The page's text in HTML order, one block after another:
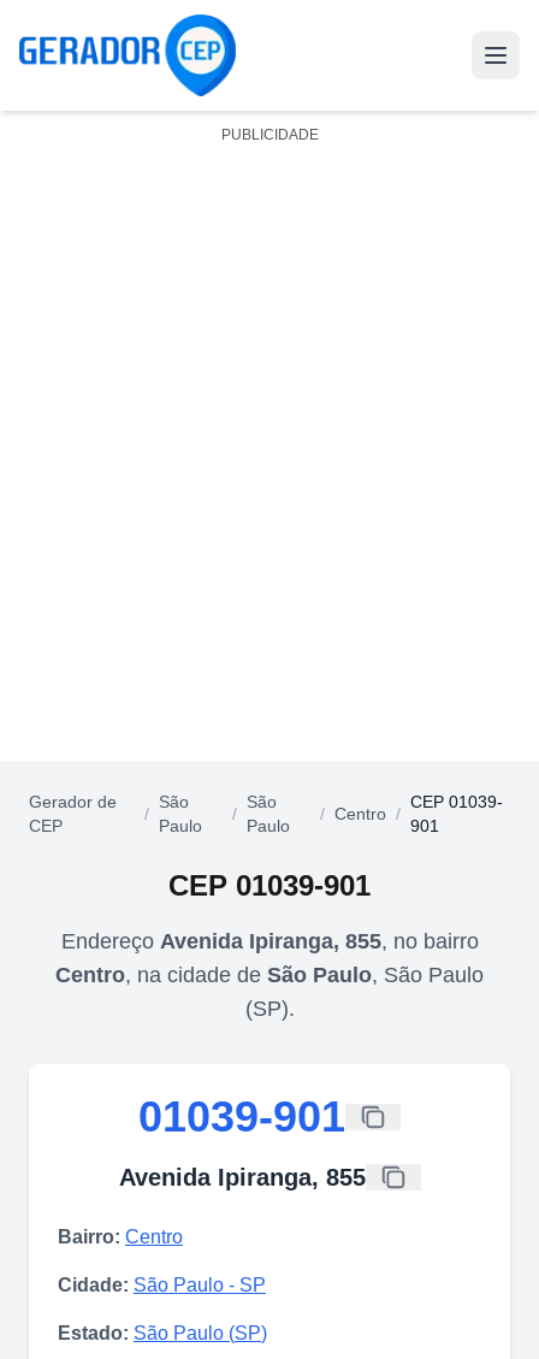
PUBLICIDADE
Gerador de
CEP
/
São
Paulo
/
São
Paulo
/ Centro /
CEP 01039-
901
CEP 01039-901
Endereço Avenida Ipiranga, 855, no bairro
Centro, na cidade de São Paulo, São Paulo
(SP).
01039-901
Avenida Ipiranga, 855
Bairro: Centro
Cidade: São Paulo - SP
Estado: São Paulo (SP)